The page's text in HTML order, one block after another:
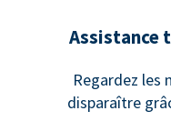
Assistance
Regardez les
disparaître